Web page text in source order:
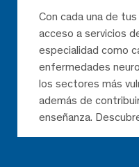
Con cada una de
acceso a servicios
especialidad como
enfermedades
los sectores más
además de
enseñanza.